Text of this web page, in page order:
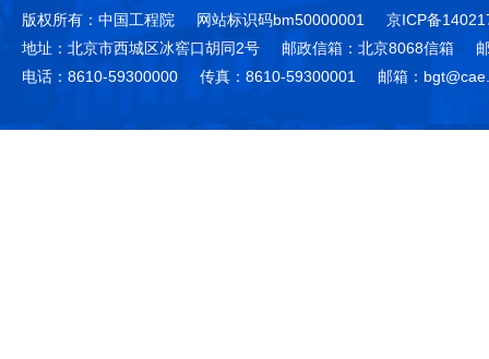
版权所有：中国工程院 网站标识码bm50000001
京ICP备
地址：北京市西城区冰窖口胡同2号
邮政信箱：北京8068信箱
电话：8610-59300000
传真：8610-59300001 邮箱：